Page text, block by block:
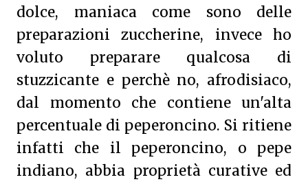
dolce, maniaca come sono delle
preparazioni zuccherine, invece ho
voluto preparare qualcosa di
stuzzicante e perchè no, afrodisiaco,
dal momento che contiene un'alta
percentuale di peperoncino. Si ritiene
infatti che il peperoncino, o pepe
indiano, abbia proprietà curative ed